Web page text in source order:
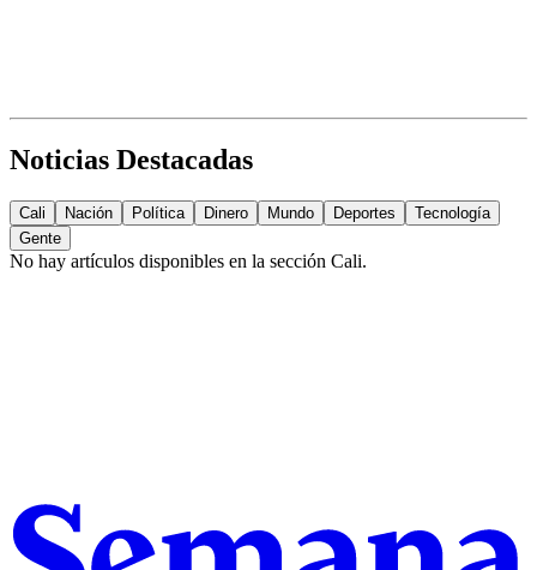
Noticias Destacadas
Cali Nación Política Dinero Mundo Deportes
Tecnología
Gente
No hay artículos disponibles en la sección Cali.